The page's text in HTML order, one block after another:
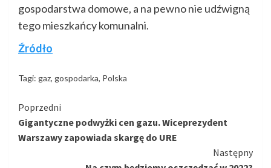
gospodarstwa domowe, a na pewno nie udźwigną
tego mieszkańcy komunalni.
Źródło
Tagi: gaz, gospodarka, Polska
Kontynuuj
czytanie
Poprzedni
Gigantyczne podwyżki cen gazu. Wiceprezydent
Warszawy zapowiada skargę do URE
Następny